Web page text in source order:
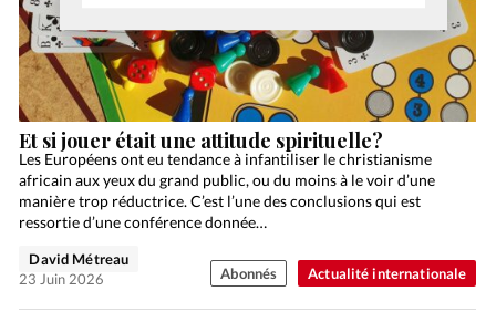
Actualité internationale
Et si jouer était une attitude spirituelle?
Les Européens ont eu tendance à infantiliser le christianisme
africain aux yeux du grand public, ou du moins à le voir d’une
manière trop réductrice. C’est l’une des conclusions qui est
ressortie d’une conférence donnée…
David Métreau
23 Juin 2026
Abonnés